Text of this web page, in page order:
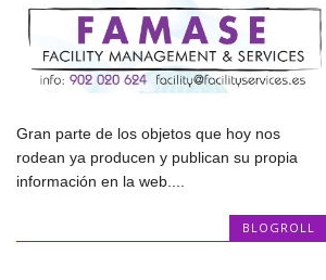
Gran parte de los objetos que hoy nos
rodean ya producen y publican su propia
información en la web....
BLOGROLL